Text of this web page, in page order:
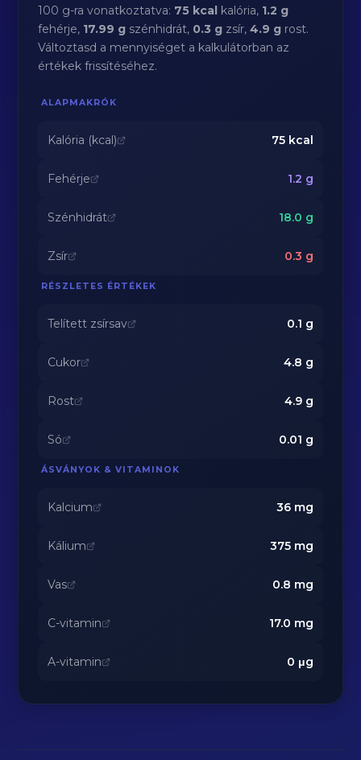
100 g-ra vonatkoztatva: 75 kcal kalória, 1.2 g
fehérje, 17.99 g szénhidrát, 0.3 g zsír,4.9 g rost.
Változtasd a mennyiséget a kalkulátorban az
értékek frissítéséhez.
ALAPMAKRÓK
Kalória (kcal) 75kcal
Fehérje 1.2 g
Szénhidrát 18.0 g
Zsír 0.3 g
RÉSZLETES ÉRTÉKEK
Telített zsírsav 0.1 g
Cukor 4.8 g
Rost 4.9g
Só 0.01 g
ÁSVÁNYOK & VITAMINOK
Kalcium 36mg
Kálium 375mg
Vas 0.8 mg
C-vitamin 17.0 mg
A-vitamin 0 μg